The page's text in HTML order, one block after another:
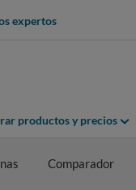
expertos
productos y precios
Comparador